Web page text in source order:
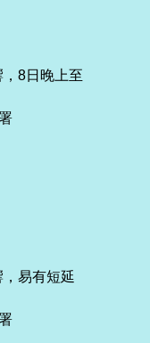
8日晚上至
易有短延